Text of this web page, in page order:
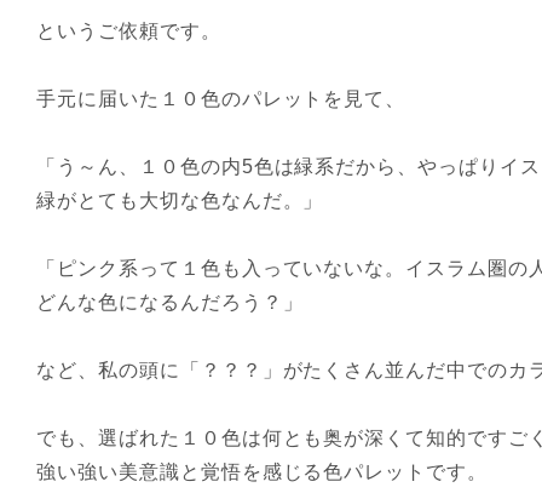
というご依頼です。
手元に届いた１０色のパレットを見て、
「う～ん、１０色の内5色は緑系だから、やっぱりイ
緑がとても大切な色なんだ。」
「ピンク系って１色も入っていないな。イスラム圏の
どんな色になるんだろう？」
など、私の頭に「？？？」がたくさん並んだ中でのカ
でも、選ばれた１０色は何とも奥が深くて知的ですご
強い強い美意識と覚悟を感じる色パレットです。